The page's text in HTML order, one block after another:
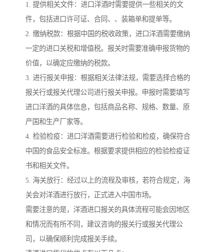
1. 提供相关文件：进口洋酒时需要提供一些相关的文
件，包括进口许可证、合同、、装箱单和提单等。
2. 缴纳税款：根据中国的税收政策，进口洋酒需要缴纳
一定的进口关税和增值税。报关时需要准确申报货物的
价值，以确定应缴纳的税款。
3. 进行报关申报：根据相关法律法规，需要选择合格的
报关行或报关代理公司进行报关申报。申报时需要填写
进口洋酒的具体信息，包括商品名称、规格、数量、原
产国和生产厂家等。
4. 检验检疫：进口洋酒需要进行检验和检疫，确保符合
中国的食品安全标准。根据要求提供相应的检验检疫证
书和相关文件。
5. 海关放行：经过以上的流程及审核，若符合规定，海
关会对洋酒进行放行，正式进入中国市场。
需要注意的是，洋酒进口报关的具体流程可能会因地区
和情况而有所不同，建议咨询的报关行或报关代理公
司，以确保顺利完成报关手续。